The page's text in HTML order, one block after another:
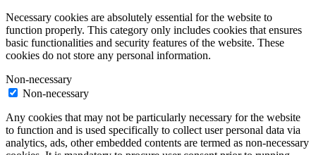
Necessary cookies are absolutely essential for the website to
function properly. This category only includes cookies that ensures
basic functionalities and security features of the website. These
cookies do not store any personal information.
Non-necessary
Non-necessary
Any cookies that may not be particularly necessary for the website
to function and is used specifically to collect user personal data via
analytics, ads, other embedded contents are termed as non-necessary